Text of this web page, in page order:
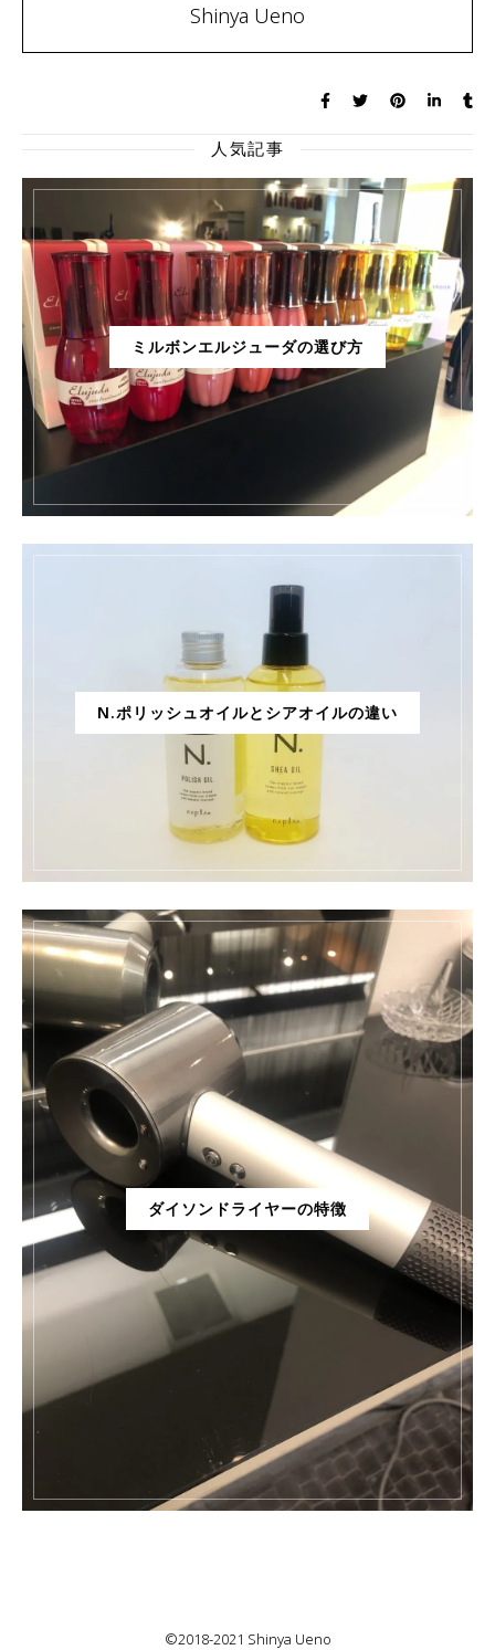
Shinya Ueno
人気記事
ミルボンエルジューダの選び方
N.ポリッシュオイルとシアオイルの違い
ダイソンドライヤーの特徴
©2018-2021 Shinya Ueno